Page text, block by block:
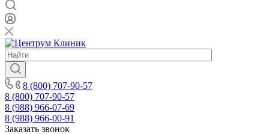
8 (800) 707-90-57
8 (800) 707-90-57
8 (988) 966-07-69
8 (988) 966-00-91
Заказать звонок